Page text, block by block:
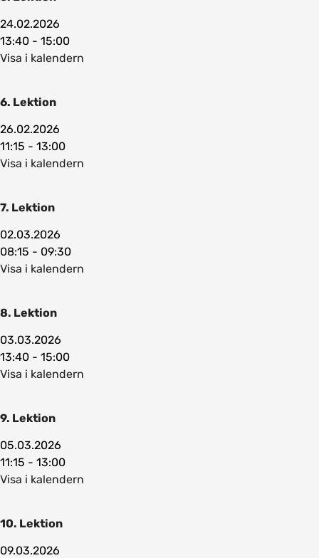
24.02.2026
13:40 - 15:00
Visa i kalendern
6. Lektion
26.02.2026
11:15 - 13:00
Visa i kalendern
7. Lektion
02.03.2026
08:15 - 09:30
Visa i kalendern
8. Lektion
03.03.2026
13:40 - 15:00
Visa i kalendern
9. Lektion
05.03.2026
11:15 - 13:00
Visa i kalendern
10. Lektion
09.03.2026